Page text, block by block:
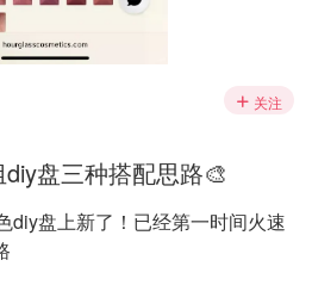
关注
盘三种搭配思路🎨
diy盘上新了！已经第一时间火速